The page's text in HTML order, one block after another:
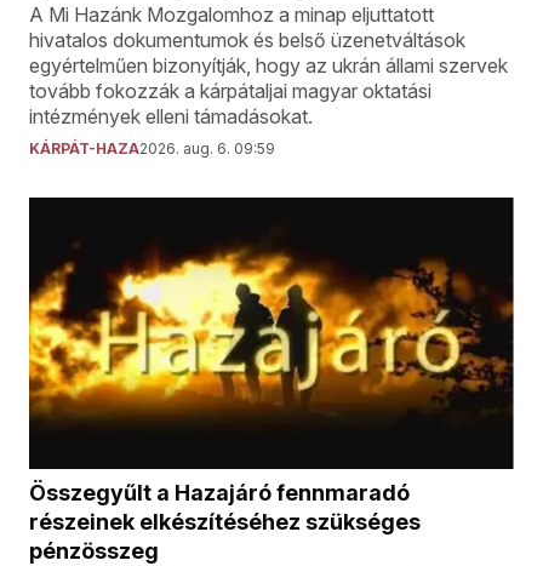
A Mi Hazánk Mozgalomhoz a minap eljuttatott
hivatalos dokumentumok és belső üzenetváltások
egyértelműen bizonyítják, hogy az ukrán állami szervek
tovább fokozzák a kárpátaljai magyar oktatási
intézmények elleni támadásokat.
KÁRPÁT-HAZA2026. aug. 6. 09:59
Összegyűlt a Hazajáró fennmaradó
részeinek elkészítéséhez szükséges
pénzösszeg